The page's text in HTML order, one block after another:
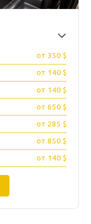
от 350 $
от 140 $
от 140 $
от 650 $
от 285 $
от 850 $
от 140 $